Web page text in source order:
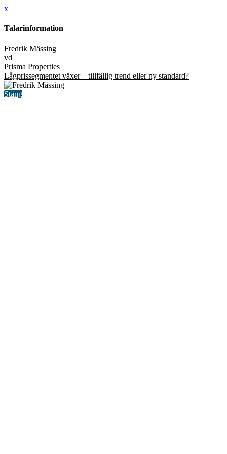
x
Talarinformation
Fredrik Mässing
vd
Prisma Properties
Lågprissegmentet växer – tillfällig trend eller ny standard?
Stäng